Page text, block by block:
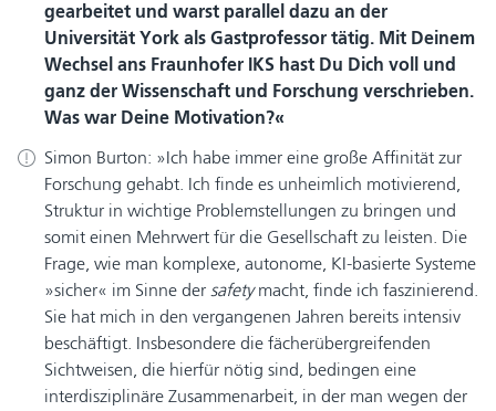
gearbeitet und warst parallel dazu an der
Universität York als Gastprofessor tätig. Mit Deinem
Wechsel ans Fraunhofer IKS hast Du Dich voll und
ganz der Wissenschaft und Forschung verschrieben.
Was war Deine Motivation?
Simon Burton:
Ich habe immer eine große Affinität zur
Forschung gehabt. Ich finde es unheimlich motivierend,
Struktur in wichtige Problemstellungen zu bringen und
somit einen Mehrwert für die Gesellschaft zu leisten. Die
Frage, wie man komplexe, autonome, KI-basierte Systeme
»sicher« im Sinne der safetymacht, finde ich faszinierend.
Sie hat mich in den vergangenen Jahren bereits intensiv
beschäftigt. Insbesondere die fächerübergreifenden
Sichtweisen, die hierfür nötig sind, bedingen eine
interdisziplinäre Zusammenarbeit, in der man wegen der